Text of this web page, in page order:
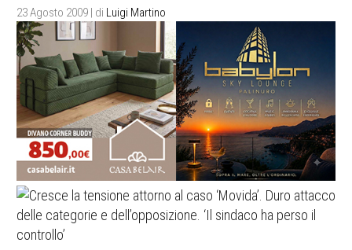
23 Agosto 2009 | di Luigi Martino